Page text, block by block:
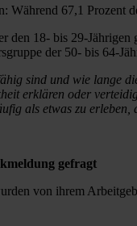
67,1 Prozent
18- bis 29-
der 50- bis 64-
sind und wie
erklären oder
als etwas zu
gefragt
von ihrem